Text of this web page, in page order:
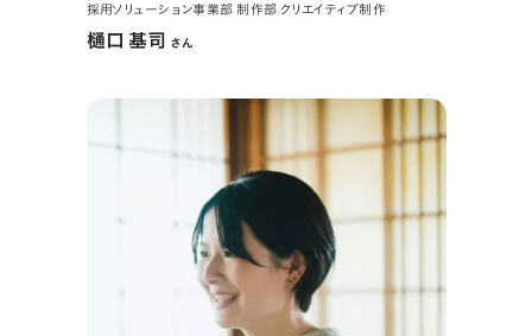
採用ソリューション事業部 制作部 クリエイティブ制作
樋口 基司さん